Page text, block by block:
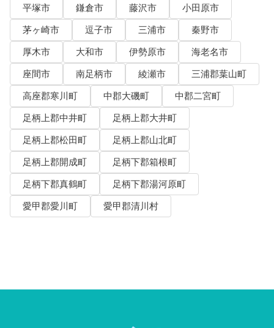
平塚市
鎌倉市 藤沢市
小田原市
茅ヶ崎市
逗子市 三浦市
秦野市
厚木市
大和市 伊勢原市
海老名市
座間市
南足柄市 綾瀬市
三浦郡葉山町
高座郡寒川町
中郡大磯町
中郡二宮町
足柄上郡中井町
足柄上郡大井町
足柄上郡松田町
足柄上郡山北町
足柄上郡開成町
足柄下郡箱根町
足柄下郡真鶴町
足柄下郡湯河原町
愛甲郡愛川町
愛甲郡清川村